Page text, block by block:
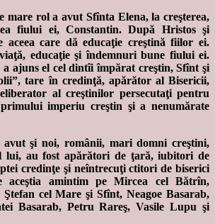
mare rol a avut Sfînta Elena, la creşterea,
fiului ei, Constantin. După Hristos şi
aceea care dă educaţie creştină fiilor ei.
educaţie şi îndemnuri bune fiului ei.
a ajuns el cel dintîi împărat creştin, Sfînt şi
tare în credinţă, apărător al Bisericii,
al creştinilor persecutaţi pentru
imperiu creştin şi a nenumărate
avut şi noi, românii, mari domni creştini,
lui, au fost apărători de ţară, iubitori de
credinţe şi neîntrecuţi ctitori de biserici
aceştia amintim pe Mircea cel Bătrîn,
cel Mare şi Sfînt, Neagoe Basarab,
Basarab, Petru Rareş, Vasile Lupu şi